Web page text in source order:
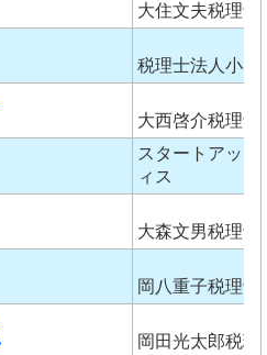
大住文夫税理士
税理士法人小谷
大西啓介税理士
スタートアッ
ィス
大森文男税理士
岡八重子税理士
岡田光太郎税理